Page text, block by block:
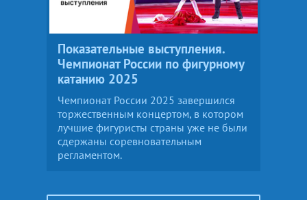
Показательные выступления.
Чемпионат России по фигурному
катанию 2025
Чемпионат России 2025 завершился
торжественным концертом, в котором
лучшие фигуристы страны уже не были
сдержаны соревновательным
регламентом.